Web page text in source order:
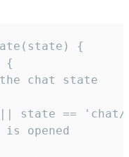
{
{
chat state
state ==
is opened